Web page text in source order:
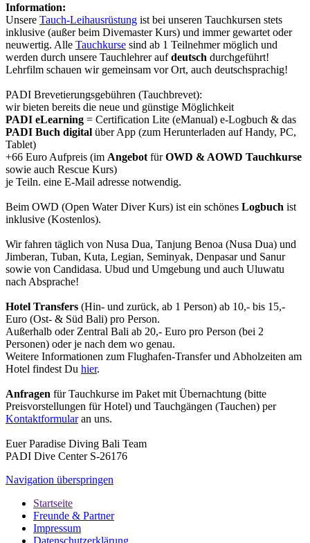
Information:
Unsere Tauch-Leihausrüstung ist bei unseren Tauchkursen stets
inklusive (außer beim Divemaster Kurs) und immer gewartet oder
neuwertig. Alle Tauchkurse sind ab 1 Teilnehmer möglich und
werden durch unsere Tauchlehrer aufdeutsch durchgeführt!
Lehrfilm schauen wir gemeinsam vor Ort, auch deutschsprachig!
PADI Brevetierungsgebühren (Tauchbrevet):
wir bieten bereits die neue und günstige Möglichkeit
PADI eLearning = Certification Lite (eManual) e-Logbuch & das
PADI Buch digital über App (zum Herunterladen auf Handy, PC,
Tablet)
+66 Euro Aufpreis (im Angebot fürOWD & AOWD Tauchkurse
sowie auch Rescue Kurs)
je Teiln. eine E-Mail adresse notwendig.
Beim OWD (Open Water Diver Kurs) ist ein schönes Logbuch ist
inklusive (Kostenlos).
Wir fahren täglich von Nusa Dua, Tanjung Benoa (Nusa Dua) und
Jimberan, Tuban, Kuta, Legian, Seminyak, Denpasar und Sanur
sowie von Candidasa. Ubud und Umgebung und auch Uluwatu
nach Absprache!
Hotel Transfers (Hin- und zurück, ab 1 Person) ab 10,- bis 15,-
Euro (Ost- & Süd Bali) pro Person.
Außerhalb oder Zentral Bali ab 20,- Euro pro Person (bei 2
Personen) oder je nach dem wo genau.
Weitere Informationen zum Flughafen-Transfer und Abholzeiten am
Hotel findest Du hier.
Anfragen für Tauchkurse im Paket mit Übernachtung (bitte
Preisvorstellungen für Hotel) und Tauchgängen (Tauchen) per
Kontaktformularan uns.
Euer Paradise Diving Bali Team
PADI Dive Center S-26176
Navigation überspringen
Startseite
Freunde & Partner
Impressum
Datenschutzerklärung